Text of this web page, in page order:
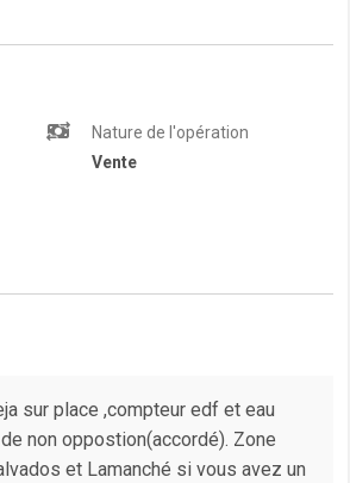
Nature de l'opération
Vente
sur place ,compteur edf et eau
non oppostion(accordé). Zone
et Lamanché si vous avez un